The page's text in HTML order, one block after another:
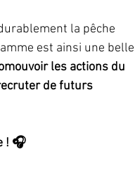
la pêche
est ainsi une belle
les actions du
de futurs
! 🎧